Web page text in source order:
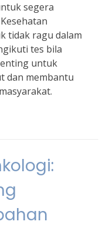
segera
tidak ragu dalam
tes bila
untuk
dan membantu